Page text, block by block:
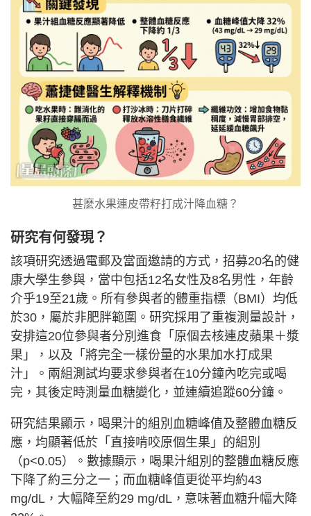
甚麼水果連皮帶籽打成汁降血糖？
研究有何發現？
該項研究透過電郵及當面邀請的方式，招募20名的健
康大學生參與，當中包括12名女性及8名男性，年齡
介乎19至21歲。所有參與者的體重指標（BMI）均低
於30，屬於非肥胖範圍。研究採用了重複測量設計，
安排這20位參與者分別進食「原個去核連皮蘋果＋漿
果」，以及「將完全一樣份量的水果加水打成果
汁」。兩組測試均要求參與者在10分鐘內吃完或喝
完，其後定時測量血糖變化，並連續追蹤60分鐘。
研究結果顯示，喝果汁的組別血糖峰值及整體血糖反
應，均顯著低於「直接啃咬原個生果」的組別
（p<0.05）。數據顯示，喝果汁組別的整體血糖反應
下降了約三分之一；而血糖峰值更從平均約43
mg/dL，大幅降至約29 mg/dL，意味著血糖升幅大降